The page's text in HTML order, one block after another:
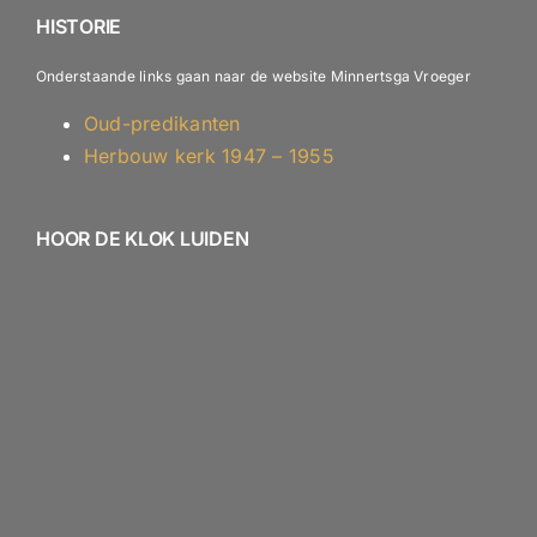
HISTORIE
Onderstaande links gaan naar de website Minnertsga Vroeger
Oud-predikanten
Herbouw kerk 1947 – 1955
HOOR DE KLOK LUIDEN